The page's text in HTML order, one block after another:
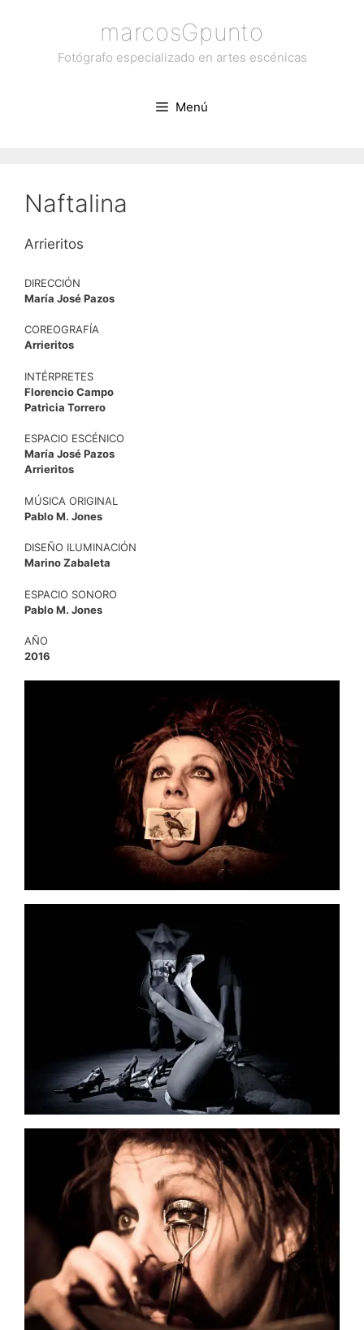
contenido
marcosGpunto
Fotógrafo especializado en artes escénicas
Menú
Naftalina
Arrieritos
DIRECCIÓN
María José Pazos
COREOGRAFÍA
Arrieritos
INTÉRPRETES
Florencio Campo
Patricia Torrero
ESPACIO ESCÉNICO
María José Pazos
Arrieritos
MÚSICA ORIGINAL
Pablo M. Jones
DISEÑO ILUMINACIÓN
Marino Zabaleta
ESPACIO SONORO
Pablo M. Jones
AÑO
2016